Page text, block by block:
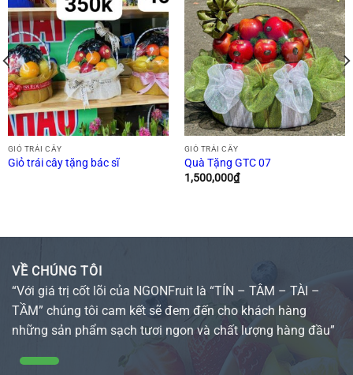
GIỎ TRÁI CÂY
Giỏ trái cây tặng bác sĩ
GIỎ TRÁI CÂY
Quà Tặng GTC 07
1,500,000₫
VỀ CHÚNG TÔI
“Với giá trị cốt lõi của NGONFruit là “TÍN – TÂM – TÀI –
TẦM” chúng tôi cam kết sẽ đem đến cho khách hàng
những sản phẩm sạch tươi ngon và chất lượng hàng đầu”